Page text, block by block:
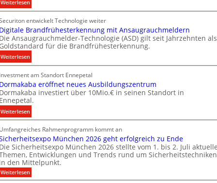
n
s
E
n
e
r
g
y
w
i
r
d
z
u
r
e
i
g
e
n
Weiterlesen:
N
e
u
e
r
I
n
v
e
s
t
i
t
i
o
n
s
p
a
entwickelt Technologie weiter
Brandfrühesterkennung mit Ansaugrauchmeldern
Ansaugrauchmelder-Technologie (ASD) gilt seit Jahrzehnten als
für die Brandfrühesterkennung.
Weiterlesen:
D
i
g
i
t
a
l
e
B
r
a
n
d
am Standort Ennepetal
eröffnet neues Ausbildungszentrum
investiert über 10Mio.€ in seinen Standort in
Weiterlesen:
D
o
r
m
a
k
a
Rahmenprogramm kommt an
München 2026 geht erfolgreich zu Ende
Sicherheitsexpo München 2026 stellte vom 1. bis 2. Juli
Entwicklungen und Trends rund um Sicherheitstechniken
den Mittelpunkt.
Weiterlesen:
S